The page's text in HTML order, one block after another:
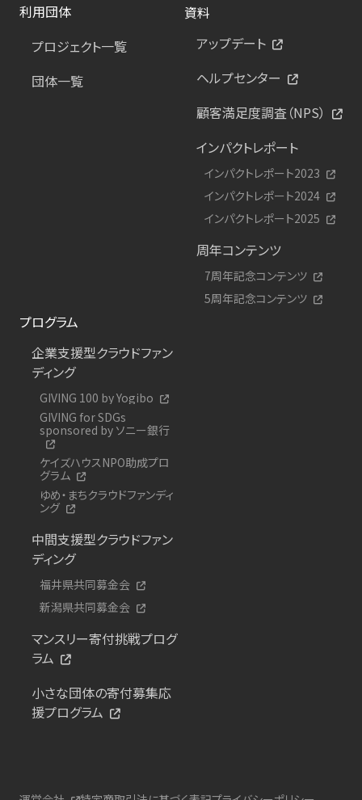
利用団体
プロジェクト一覧
団体一覧
資料
アップデート
ヘルプセンター
顧客満足度調査（NPS）
インパクトレポート
インパクトレポート2023
インパクトレポート2024
インパクトレポート2025
周年コンテンツ
7周年記念コンテンツ
5周年記念コンテンツ
プログラム
企業支援型クラウドファン
ディング
GIVING 100 by Yogibo
GIVING for SDGs
sponsored by ソニー銀行
ケイズハウスNPO助成プロ
グラム
ゆめ・まちクラウドファンディ
ング
中間支援型クラウドファン
ディング
福井県共同募金会
新潟県共同募金会
マンスリー寄付挑戦プログ
ラム
小さな団体の寄付募集応
援プログラム